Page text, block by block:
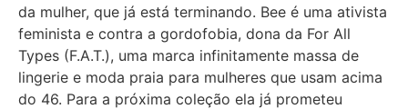
da mulher, que já está terminando. Bee é uma ativista
feminista e contra a gordofobia, dona da For All
Types (F.A.T.), uma marca infinitamente massa de
lingerie e moda praia para mulheres que usam acima
do 46. Para a próxima coleção ela já prometeu